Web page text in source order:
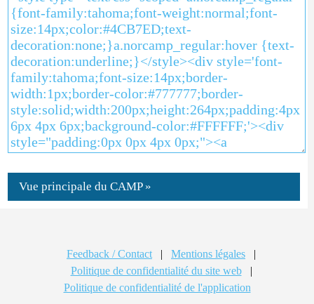
Vue principale du CAMP »
Feedback / Contact | Mentions légales
|
Politique de confidentialité du site web
|
Politique de confidentialité de l'application